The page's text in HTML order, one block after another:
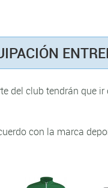
del club tendrán que
con la marca